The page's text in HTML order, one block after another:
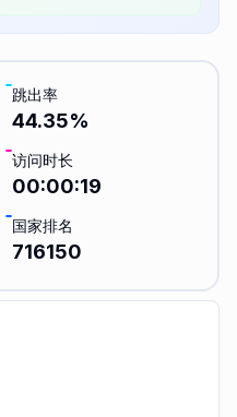
跳出率
44.35%
访问时长
00:00:19
国家排名
716150